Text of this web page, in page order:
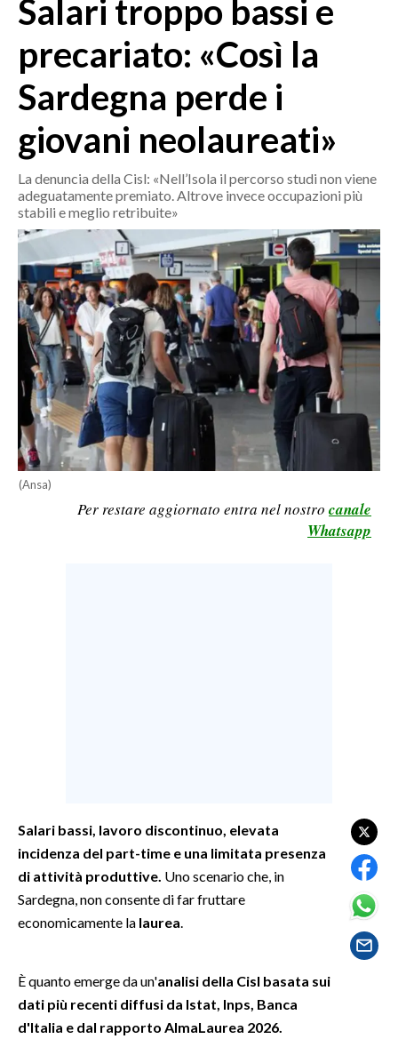
MEDIO CAMPIDANO
SASSARI E PROVINCIA
GALLURA
NUORO E PROVINCIA
OGLIASTRA
CRONACA
ITALIA
MONDO
POLITICA
ECONOMIA
SERVIZI ALLE IMPRESE
LAVORO
BANDI
SPORT IN SARDEGNA
SPETTACOLI
GOSSIP
SALUTE
SARDI NEL MONDO
NOTIZIE
Salari troppo bassi e
precariato: «Così la
Sardegna perde i
giovani neolaureati»
La denuncia della Cisl: «Nell’Isola il percorso studi non viene
adeguatamente premiato. Altrove invece occupazioni più
stabili e meglio retribuite»
(Ansa)
Per restare aggiornato entra nel nostro canale
Whatsapp
Salari bassi, lavoro discontinuo, elevata
incidenza del part-time e una limitata presenza
di attività produttive. Uno scenario che, in
Sardegna, non consente di far fruttare
economicamente la laurea
È quanto emerge da un'analisi della Cisl basata sui
dati più recenti diffusi da Istat, Inps, Banca
d'Italia e dal rapporto AlmaLaurea 2026.